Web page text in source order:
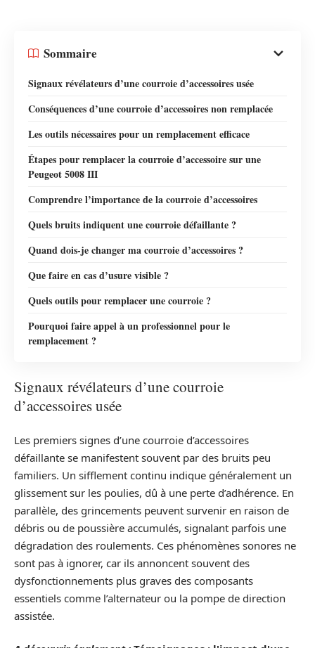
Sommaire
Signaux révélateurs d’une courroie d’accessoires usée
Conséquences d’une courroie d’accessoires non remplacée
Les outils nécessaires pour un remplacement efficace
Étapes pour remplacer la courroie d’accessoire sur une
Peugeot 5008 III
Comprendre l’importance de la courroie d’accessoires
Quels bruits indiquent une courroie défaillante ?
Quand dois-je changer ma courroie d’accessoires ?
Que faire en cas d’usure visible ?
Quels outils pour remplacer une courroie ?
Pourquoi faire appel à un professionnel pour le
remplacement ?
Signaux révélateurs d’une courroie
d’accessoires usée
Les premiers signes d’une courroie d’accessoires
défaillante se manifestent souvent par des bruits peu
familiers. Un sifflement continu indique généralement un
glissement sur les poulies, dû à une perte d’adhérence. En
parallèle, des grincements peuvent survenir en raison de
débris ou de poussière accumulés, signalant parfois une
dégradation des roulements. Ces phénomènes sonores ne
sont pas à ignorer, car ils annoncent souvent des
dysfonctionnements plus graves des composants
essentiels comme l’alternateur ou la pompe de direction
assistée.